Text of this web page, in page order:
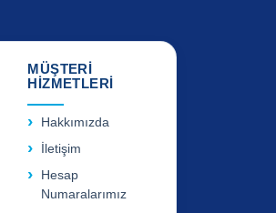
MÜŞTERİ
HİZMETLERİ
Hakkımızda
İletişim
Hesap
Numaralarımız